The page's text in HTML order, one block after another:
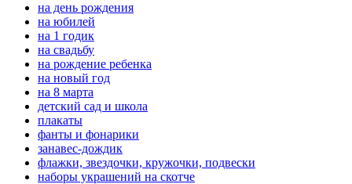
на день рождения
на юбилей
на 1 годик
на свадьбу
на рождение ребенка
на новый год
на 8 марта
детский сад и школа
плакаты
фанты и фонарики
занавес-дождик
флажки, звездочки, кружочки, подвески
наборы украшений на скотче